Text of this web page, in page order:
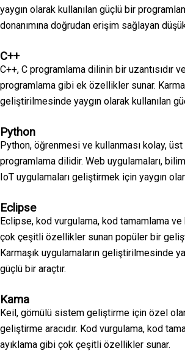
yaygın olarak kullanılan güçlü bir
donanımına doğrudan erişim sağlayan
C++
C++, C programlama dilinin bir uzantısıdır
programlama gibi ek özellikler sunar.
geliştirilmesinde yaygın olarak kullanılan
Python
Python, öğrenmesi ve kullanması kolay,
programlama dilidir. Web uygulamaları,
IoT uygulamaları geliştirmek için yaygın
Eclipse
Eclipse, kod vurgulama, kod tamamlama ve
çok çeşitli özellikler sunan popüler bir
Karmaşık uygulamaların geliştirilmesinde
güçlü bir araçtır.
Kama
Keil, gömülü sistem geliştirme için özel
geliştirme aracıdır. Kod vurgulama, kod
ayıklama gibi çok çeşitli özellikler sunar.